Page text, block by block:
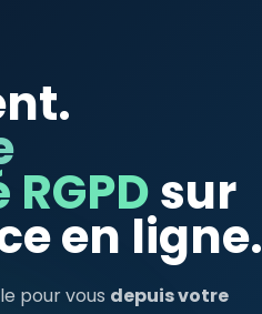
sur
en ligne.
pour vous depuis votre